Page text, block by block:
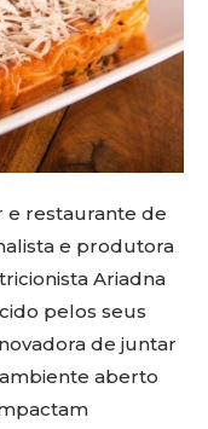
e restaurante de
e produtora
Ariadna
pelos seus
de juntar
aberto